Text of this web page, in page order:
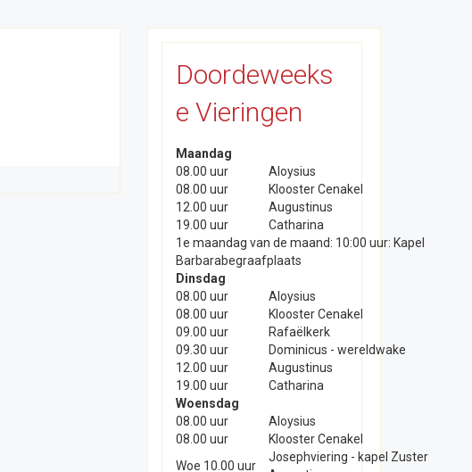
Doordeweeks
e Vieringen
Maandag
08.00 uur
Aloysius
08.00 uur
Klooster Cenakel
12.00 uur
Augustinus
19.00 uur
Catharina
1e maandag van de maand: 10:00 uur: Kapel
Barbarabegraafplaats
Dinsdag
08.00 uur
Aloysius
08.00 uur
Klooster Cenakel
09.00 uur
Rafaëlkerk
09.30 uur
Dominicus - wereldwake
12.00 uur
Augustinus
19.00 uur
Catharina
Woensdag
08.00 uur
Aloysius
08.00 uur
Klooster Cenakel
Woe 10.00 uur
Josephviering - kapel Zuster